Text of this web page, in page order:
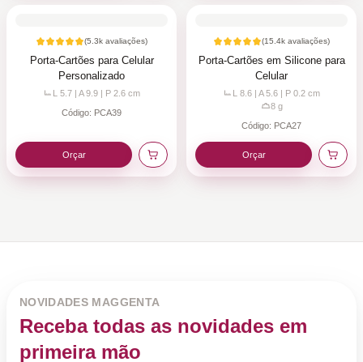
(5.3k avaliações)
Porta-Cartões para Celular
Personalizado
L 5.7 | A 9.9 | P 2.6 cm
Código: PCA39
Orçar
(15.4k avaliações)
Porta-Cartões em Silicone para
Celular
L 8.6 | A 5.6 | P 0.2 cm
8g
Código: PCA27
Orçar
NOVIDADES MAGGENTA
Receba todas as novidades em
primeira mão